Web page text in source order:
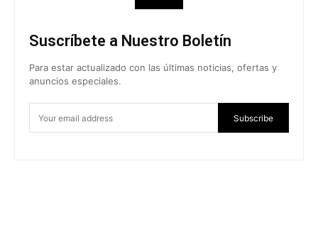
Suscríbete a Nuestro Boletín
Para estar actualizado con las últimas noticias, ofertas y
anuncios especiales.
Subscribe